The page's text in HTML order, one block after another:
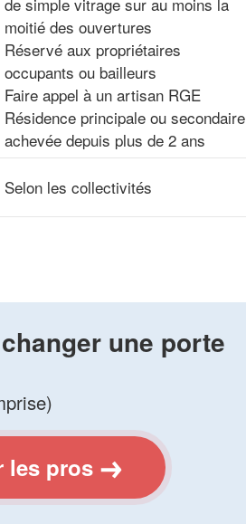
moitié des ouvertures
Réservé aux propriétaires
occupants ou bailleurs
Faire appel à un artisan RGE
Résidence principale ou secondaire
achevée depuis plus de 2 ans
Selon les collectivités
une porte
les pros